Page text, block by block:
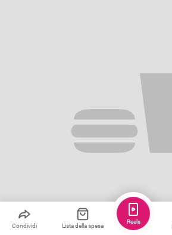
Condividi Lista della spesa
Reels